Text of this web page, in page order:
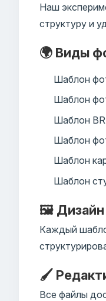
Наш
структуру и
🌍 Виды
Шаблон
Шаблон
Шаблон
Шаблон
Шаблон
Шаблон
🖼️ Дизайн
Каждый
🖌️
Все файлы